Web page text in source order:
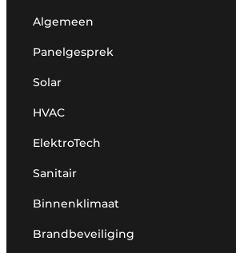
Algemeen
Panelgesprek
Solar
HVAC
ElektroTech
Sanitair
Binnenklimaat
Brandbeveiliging